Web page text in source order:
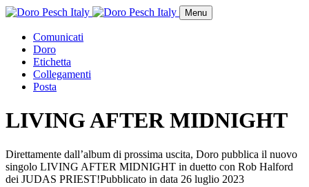
Menu
Comunicati
Doro
Etichetta
Collegamenti
Posta
LIVING AFTER MIDNIGHT
Direttamente dall’album di prossima uscita, Doro pubblica il nuovo
singolo LIVING AFTER MIDNIGHT in duetto con Rob Halford
dei JUDAS PRIEST!Pubblicato in data 26 luglio 2023